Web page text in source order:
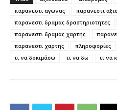
παρανεστι αγωνας
παρανεστι
παρανεστι δραμας δραστηριοτητες
παρανεστι δραμας χαρτης
παρανεστι χαρτης
πληροφορίες
τι να δοκιμάσω
τι να δω τι να